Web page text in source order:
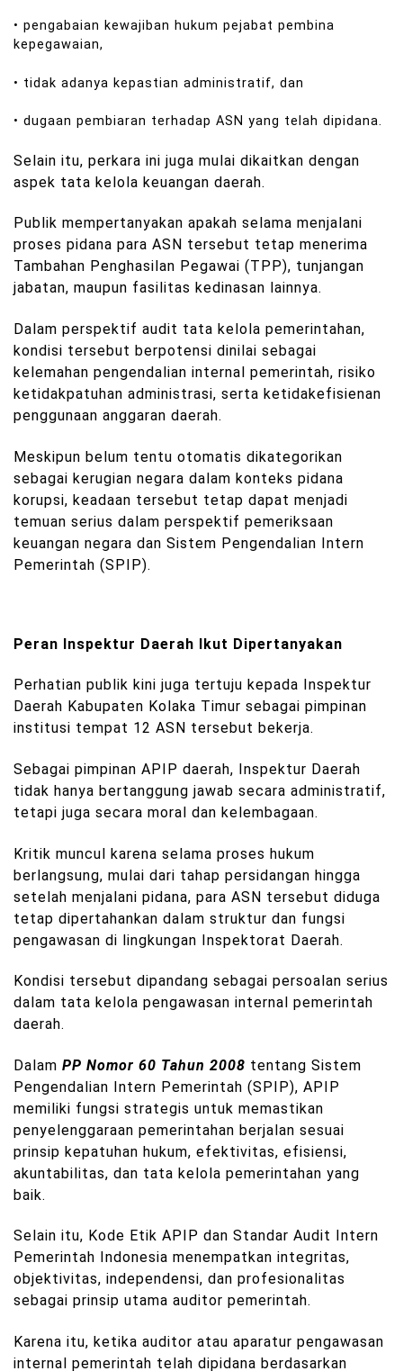
• pengabaian kewajiban hukum pejabat pembina
kepegawaian,
• tidak adanya kepastian administratif, dan
• dugaan pembiaran terhadap ASN yang telah dipidana.
Selain itu, perkara ini juga mulai dikaitkan dengan
aspek tata kelola keuangan daerah.
Publik mempertanyakan apakah selama menjalani
proses pidana para ASN tersebut tetap menerima
Tambahan Penghasilan Pegawai (TPP), tunjangan
jabatan, maupun fasilitas kedinasan lainnya.
Dalam perspektif audit tata kelola pemerintahan,
kondisi tersebut berpotensi dinilai sebagai
kelemahan pengendalian internal pemerintah, risiko
ketidakpatuhan administrasi, serta ketidakefisienan
penggunaan anggaran daerah.
Meskipun belum tentu otomatis dikategorikan
sebagai kerugian negara dalam konteks pidana
korupsi, keadaan tersebut tetap dapat menjadi
temuan serius dalam perspektif pemeriksaan
keuangan negara dan Sistem Pengendalian Intern
Pemerintah (SPIP).
Peran Inspektur Daerah Ikut Dipertanyakan
Perhatian publik kini juga tertuju kepada Inspektur
Daerah Kabupaten Kolaka Timur sebagai pimpinan
institusi tempat 12 ASN tersebut bekerja.
Sebagai pimpinan APIP daerah, Inspektur Daerah
tidak hanya bertanggung jawab secara administratif,
tetapi juga secara moral dan kelembagaan.
Kritik muncul karena selama proses hukum
berlangsung, mulai dari tahap persidangan hingga
setelah menjalani pidana, para ASN tersebut diduga
tetap dipertahankan dalam struktur dan fungsi
pengawasan di lingkungan Inspektorat Daerah.
Kondisi tersebut dipandang sebagai persoalan serius
dalam tata kelola pengawasan internal pemerintah
daerah.
Dalam PP Nomor 60 Tahun 2008 tentang Sistem
Pengendalian Intern Pemerintah (SPIP), APIP
memiliki fungsi strategis untuk memastikan
penyelenggaraan pemerintahan berjalan sesuai
prinsip kepatuhan hukum, efektivitas, efisiensi,
akuntabilitas, dan tata kelola pemerintahan yang
baik.
Selain itu, Kode Etik APIP dan Standar Audit Intern
Pemerintah Indonesia menempatkan integritas,
objektivitas, independensi, dan profesionalitas
sebagai prinsip utama auditor pemerintah.
Karena itu, ketika auditor atau aparatur pengawasan
internal pemerintah telah dipidana berdasarkan